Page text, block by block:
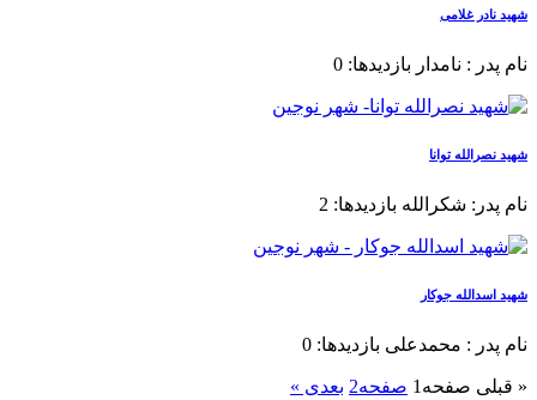
شهید نادر غلامی
نام پدر : نامدار بازدیدها: 0
شهید نصرالله توانا
نام پدر: شکرالله بازدیدها: 2
شهید اسدالله جوکار
نام پدر : محمدعلی بازدیدها: 0
« قبلی صفحه 1 صفحه2 بعدی »